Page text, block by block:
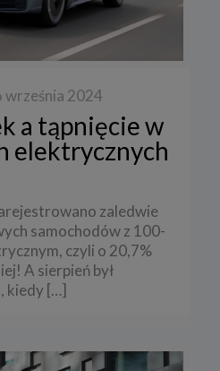
września 2024
a tąpnięcie w
elektrycznych
zaledwie
samochodów z 100-
czyli o 20,7%
A sierpień był
kiedy […]